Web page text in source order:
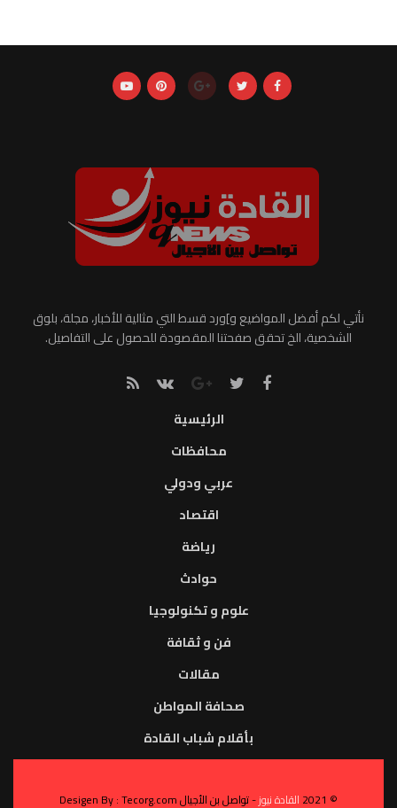
نأتي لكم أفضل المواضيع و]ورد قسط التي مثالية للأخبار، مجلة، بلوق
الشخصية، الخ تحقق صفحتنا المقصودة للحصول على التفاصيل.
الرئيسية
محافظات
عربي ودولي
اقتصاد
رياضة
حوادث
علوم و تكنولوجيا
فن و ثقافة
مقالات
صحافة المواطن
بأقلام شباب القادة
© 2021 القادة نيوز- تواصل بن الأجيال Desigen By : Tecorg.com